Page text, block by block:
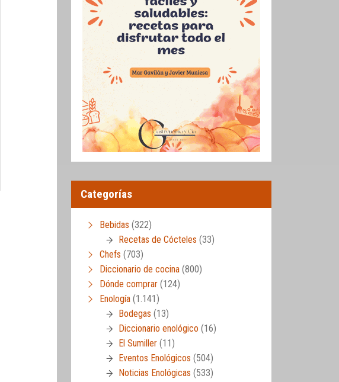
Categorías
Bebidas (322)
Recetas de Cócteles (33)
Chefs (703)
Diccionario de cocina (800)
Dónde comprar (124)
Enología (1.141)
Bodegas (13)
Diccionario enológico (16)
El Sumiller (11)
Eventos Enológicos (504)
Noticias Enológicas (533)